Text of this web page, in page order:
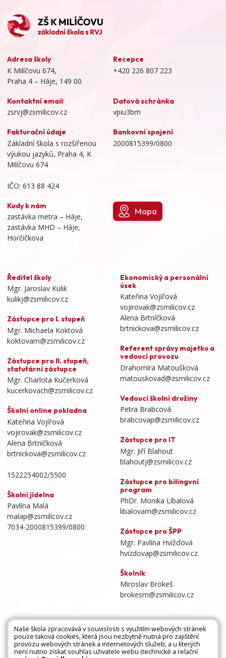
Adresa školy
K Milíčovu 674,
Praha 4 – Háje, 149 00
Recepce
+420 226 807 223
Kontaktní email
zsrvj@zsmilicov.cz
Datová schránka
vpiu3bm
Fakturační údaje
Základní škola s rozšířenou
výukou jazyků, Praha 4, K
Milíčovu 674
IČO: 613 88 424
Bankovní spojení
2000815399/0800
Kudy k nám
zastávka metra – Háje,
zastávka MHD – Háje,
Horčičkova
Mapa
Ředitel školy
Mgr. Jaroslav Kulik
kulikj@zsmilicov.cz
Zástupce pro I. stupeň
Mgr. Michaela Koktová
koktovam@zsmilicov.cz
Zástupce pro II. stupeň,
statutární zástupce
Mgr. Charlota Kučerková
kucerkovach@zsmilicov.cz
Školní online pokladna
Kateřina Vojířová
vojirovak@zsmilicov.cz
Alena Brtníčková
brtnickova@zsmilicov.cz
1522254002/5500
Školní jídelna
Pavlína Malá
malap@zsmilicov.cz
7034-2000815399/0800
Ekonomický a personální
úsek
Kateřina Vojířová
vojirovak@zsmilicov.cz
Alena Brtníčková
brtnickova@zsmilicov.cz
Referent správy majetku a
vedoucí provozu
Drahomíra Matoušková
matouskovad@zsmilicov.cz
Vedoucí školní družiny
Petra Brabcová
brabcovap@zsmilicov.cz
Zástupce pro IT
Mgr. Jiří Blahout
blahoutj@zsmilicov.cz
Zástupce pro bilingvní
program
PhDr. Monika Líbalová
libalovam@zsmilicov.cz
Zástupce pro ŠPP
Mgr. Pavlína Hvižďová
hvizdovap@zsmilicov.cz
Školník
Miroslav Brokeš
brokesm@zsmilicov.cz
Všechna práva vyhrazena. Copyright © 2026 |
Mapa stránek|Kontakty|Přihlásit|Prohlášení
Naše škola zpracovává v souvislosti s využitím webových stránek
pouze taková cookies, která jsou nezbytně nutná pro zajištění
provozu webových stránek a internetových služeb, a u kterých
není nutno získat souhlas uživatele webu (technické a relační